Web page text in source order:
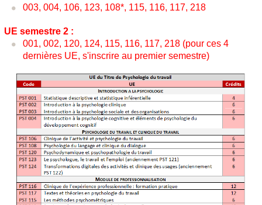
003, 004, 106, 123, 108*, 115, 116, 117, 218
UE semestre 2 :
001, 002, 120, 124, 115, 116, 117, 218 (pour ces 4
dernières UE, s'inscrire au premier semestre)